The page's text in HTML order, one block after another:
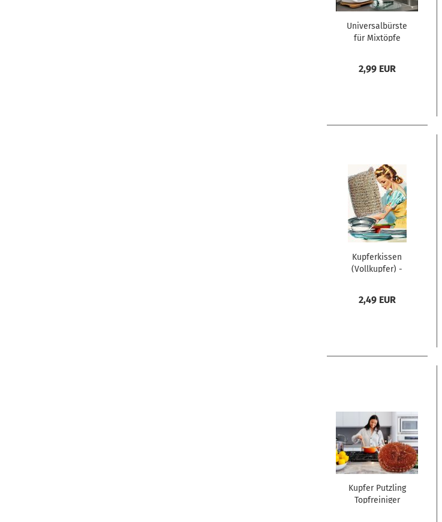
Universalbürste
für Mixtöpfe
Farbe Petrol
2,99 EUR
Kupferkissen
(Vollkupfer) -
2,49 EUR
Kupfer Putzling
Topfreiniger